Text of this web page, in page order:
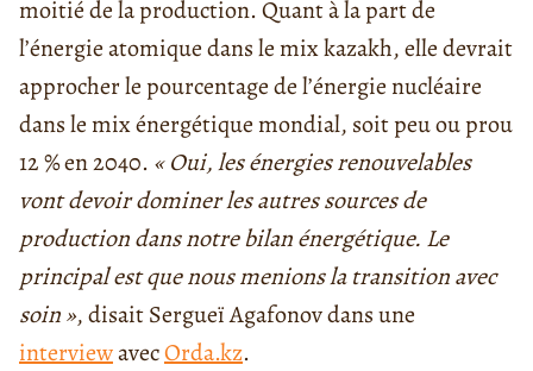
moitié de la production. Quant à la part de
l’énergie atomique dans le mix kazakh, elle devrait
approcher le pourcentage de l’énergie nucléaire
dans le mix énergétique mondial, soit peu ou prou
12 % en 2040. « Oui, les énergies renouvelables
vont devoir dominer les autres sources de
production dans notre bilan énergétique. Le
principal est que nous menions la transition avec
soin », disait Sergueï Agafonov dans une
interviewavecOrda.kz.